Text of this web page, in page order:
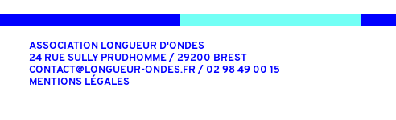
ASSOCIATION LONGUEUR D'ONDES
24 RUE SULLY PRUDHOMME / 29200 BREST
CONTACT@LONGUEUR-ONDES.FR / 02 98 49 00 15
MENTIONS LÉGALES